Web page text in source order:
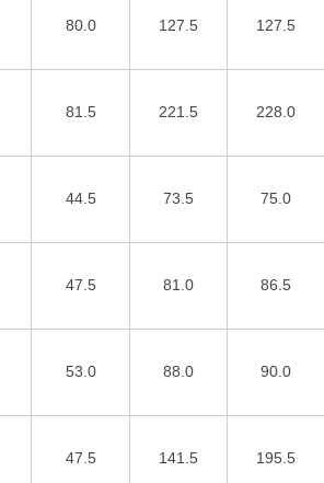
80.0 127.5 127.5
81.5 221.5 228.0
44.5 73.5 75.0
47.5 81.0 86.5
53.0 88.0 90.0
47.5 141.5 195.5